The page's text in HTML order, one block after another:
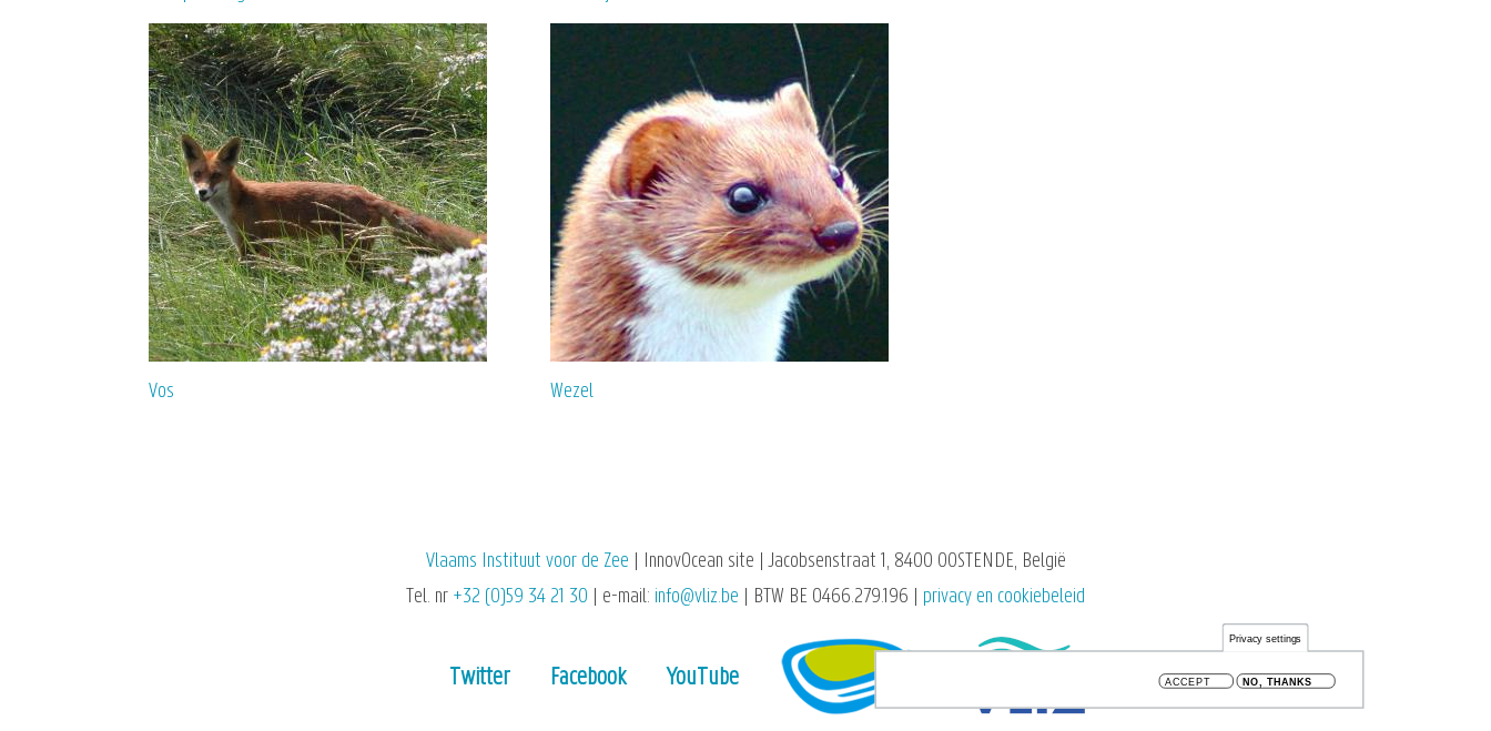
Vos Wezel
Vlaams Instituut voor de Zee | InnovOcean site | Jacobsenstraat 1, 8400 OOSTENDE, België
Tel. nr +32 (0)59 34 21 30 | e-mail: info@vliz.be | BTW BE 0466.279.196 | privacy en cookiebeleid
Twitter Facebook YouTube
Privacy settings
ACCEPT NO, THANKS